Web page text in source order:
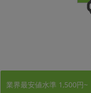
業界最安値水準 1,500円~